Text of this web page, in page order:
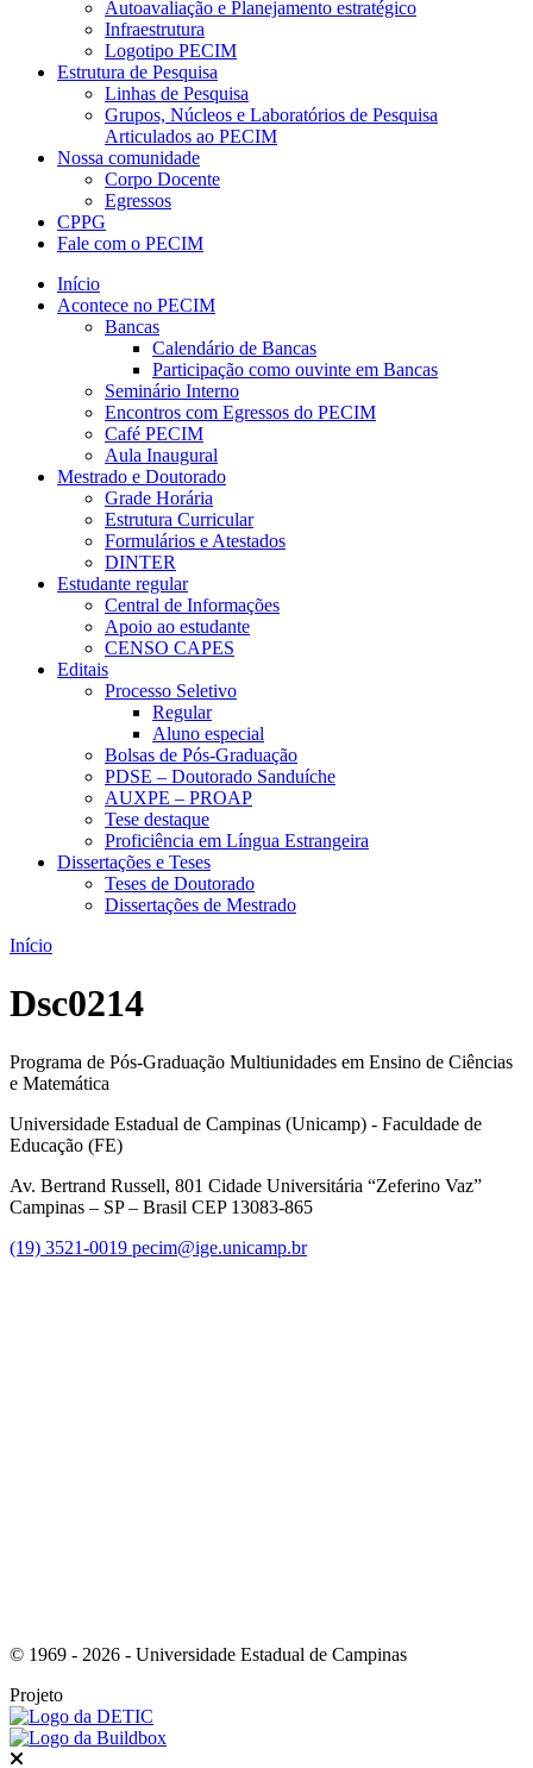
Autoavaliação e Planejamento estratégico
Infraestrutura
Logotipo PECIM
Estrutura de Pesquisa
Linhas de Pesquisa
Grupos, Núcleos e Laboratórios de Pesquisa
Articulados ao PECIM
Nossa comunidade
Corpo Docente
Egressos
CPPG
Fale com o PECIM
Início
Acontece no PECIM
Bancas
Calendário de Bancas
Participação como ouvinte em Bancas
Seminário Interno
Encontros com Egressos do PECIM
Café PECIM
Aula Inaugural
Mestrado e Doutorado
Grade Horária
Estrutura Curricular
Formulários e Atestados
DINTER
Estudante regular
Central de Informações
Apoio ao estudante
CENSO CAPES
Editais
Processo Seletivo
Regular
Aluno especial
Bolsas de Pós-Graduação
PDSE – Doutorado Sanduíche
AUXPE – PROAP
Tese destaque
Proficiência em Língua Estrangeira
Dissertações e Teses
Teses de Doutorado
Dissertações de Mestrado
Início
Dsc0214
Programa de Pós-Graduação Multiunidades em Ensino de Ciências
e Matemática
Universidade Estadual de Campinas (Unicamp) - Faculdade de
Educação (FE)
Av. Bertrand Russell, 801 Cidade Universitária “Zeferino Vaz”
Campinas – SP – Brasil CEP 13083-865
(19) 3521-0019 pecim@ige.unicamp.br
© 1969 - 2026 - Universidade Estadual de Campinas
Projeto